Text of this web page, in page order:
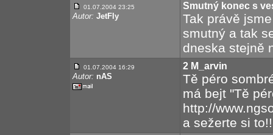
01.07.2004 23:25
Autor: JetFly
Smutný konec s
Tak právě
smutný a tak
dneska stejně
01.07.2004 16:29
Autor: nAS
2 M_arvin
Tě péro
má bejt "Tě
http://
a sežerte si